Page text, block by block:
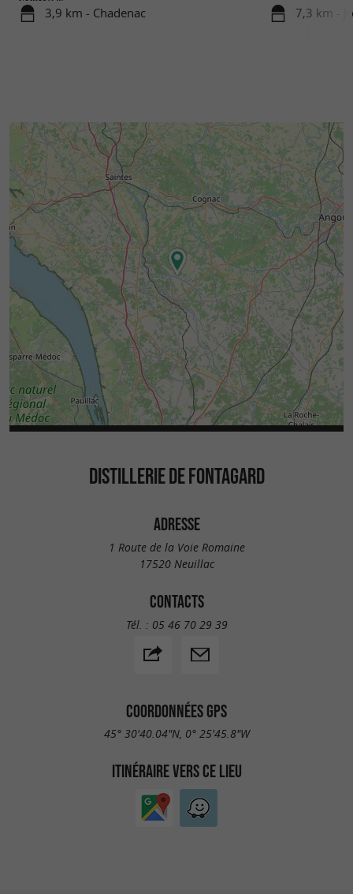
3,9 km - Chadenac
7,3 km -
DISTILLERIE DE FONTAGARD
ADRESSE
1 Route de la Voie Romaine
17520 Neuillac
CONTACTS
Tél. : 05 46 70 29 39
COORDONNÉES GPS
45° 30'40.04"N, 0° 25'45.8"W
ITINÉRAIRE VERS CE LIEU